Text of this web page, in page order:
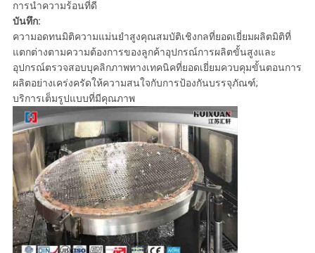
การนำความร้อนที่ดี
บันทึก:
ความอดทนมิติความแม่นยำสูงคุณสมบัติเชิงกลที่ยอดเยี่ยมผลิตมิติที่
แตกต่างตามความต้องการของลูกค้าอุปกรณ์การผลิตขั้นสูงและ
อุปกรณ์ตรวจสอบบุคลิกภาพทางเทคนิคที่ยอดเยี่ยมควบคุมขั้นตอนการ
ผลิตอย่างเคร่งครัดให้ความสนใจกับการป้องกันบรรจุภัณฑ์;
บริการเต็มรูปแบบที่มีคุณภาพ